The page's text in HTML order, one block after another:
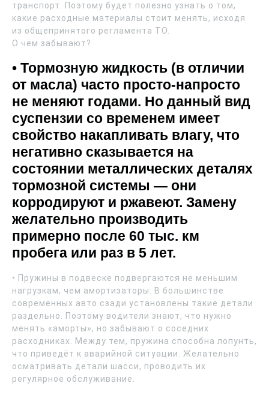
транспорт. Поэтому будет полезно узнать о том,
какие расходные материалы стоит менять, исходя
из общепринятого регламента ТО.
О чём забывают?
• Тормозную жидкость (в отличии
от масла) часто просто-напросто
не меняют годами. Но данный вид
суспензии со временем имеет
свойство накапливать влагу, что
негативно сказывается на
состоянии металлических деталях
тормозной системы — они
корродируют и ржавеют. Замену
желательно производить
примерно после 60 тыс. км
пробега или раз в 5 лет.
• Пружины в подвеске подвергаются не меньшим
нагрузкам, чем амортизаторы. В большинстве
современных авто сзади установлены такие детали
раздельно. Поэтому водители знают, что нужно
менять «аморты», но забывают о соседних
расходниках. Между тем, пружина способна лопунть,
что приведёт к аварийной ситуации. Желательно
осматривать детали шасси, проводить их
регулярное обслуживание.